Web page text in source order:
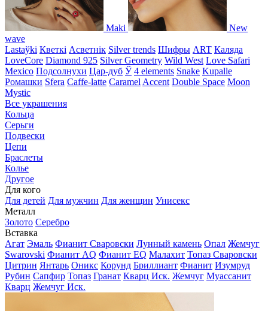
Maki
New
wave
Lastaўki Кветкі Асветнiк Silver trends Шифры ART Каляда
LoveCore Diamond 925 Silver Geometry Wild West Love Safari
Mexico Подсолнухи Цар-дуб Ў 4 elements Snake Kupalle
Ромашки Sfera Caffe-latte Caramel Accent Double Space Moon
Mystic
Все украшения
Кольца
Серьги
Подвески
Цепи
Браслеты
Колье
Другое
Для кого
Для детей Для мужчин Для женщин Унисекс
Металл
Золото Серебро
Вставка
Агат Эмаль Фианит Сваровски Лунный камень Опал Жемчуг
Swarovski Фианит AQ Фианит EQ Малахит Топаз Сваровски
Цитрин Янтарь Оникс Корунд Бриллиант Фианит Изумруд
Рубин Сапфир Топаз Гранат Кварц Иск. Жемчуг Муассанит
Кварц Жемчуг Иск.